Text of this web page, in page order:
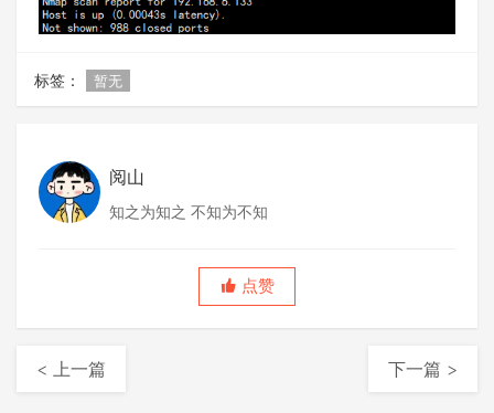
标签： 暂无
阅山
知之为知之 不知为不知
点赞
< 上一篇 下一篇 >